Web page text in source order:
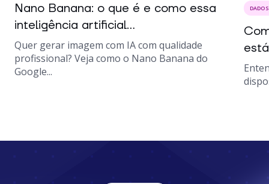
Nano Banana: o que é e como essa
inteligência artificial...
Quer gerar imagem com IA com qualidade
profissional? Veja como o Nano Banana do
Google...